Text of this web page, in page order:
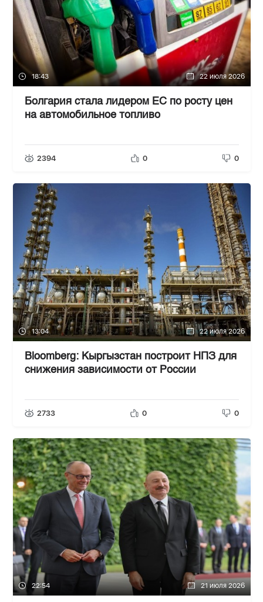
18:43 22 июля 2026
Болгария стала лидером ЕС по росту цен
на автомобильное топливо
2394 0 0
13:04 22 июля 2026
Bloomberg: Кыргызстан построит НПЗ для
снижения зависимости от России
2733 0 0
22:54 21 июля 2026